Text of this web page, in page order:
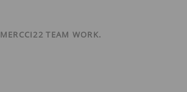
MERCCI22 TEAM WORK.